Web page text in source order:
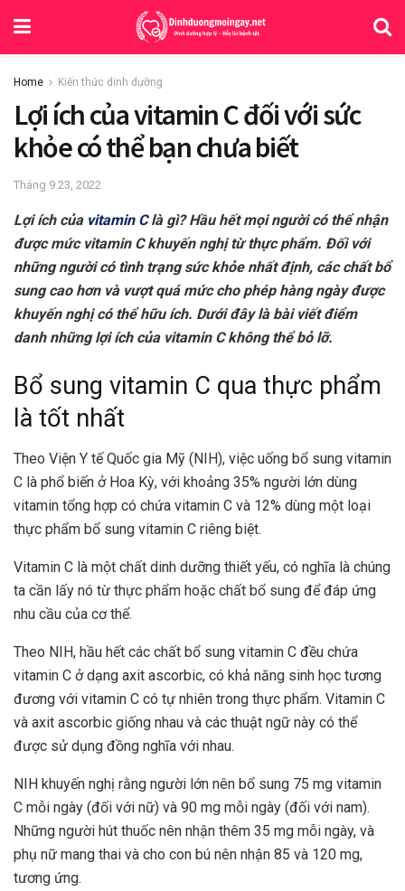
Home Kiến thức dinh dưỡng
Lợi ích của vitamin C đối với sức
khỏe có thể bạn chưa biết
Tháng 9 23, 2022
Lợi ích của vitamin Clà gì? Hầu hết mọi người có thể nhận
được mức vitamin C khuyến nghị từ thực phẩm. Đối với
những người có tình trạng sức khỏe nhất định, các chất bổ
sung cao hơn và vượt quá mức cho phép hàng ngày được
khuyến nghị có thể hữu ích. Dưới đây là bài viết điểm
danh những lợi ích của vitamin C không thể bỏ lỡ.
Bổ sung vitamin C qua thực phẩm
là tốt nhất
Theo Viện Y tế Quốc gia Mỹ (NIH), việc uống bổ sung vitamin
C là phổ biến ở Hoa Kỳ, với khoảng 35% người lớn dùng
vitamin tổng hợp có chứa vitamin C và 12% dùng một loại
thực phẩm bổ sung vitamin C riêng biệt.
Vitamin C là một chất dinh dưỡng thiết yếu, có nghĩa là chúng
ta cần lấy nó từ thực phẩm hoặc chất bổ sung để đáp ứng
nhu cầu của cơ thể.
Theo NIH, hầu hết các chất bổ sung vitamin C đều chứa
vitamin C ở dạng axit ascorbic, có khả năng sinh học tương
đương với vitamin C có tự nhiên trong thực phẩm. Vitamin C
và axit ascorbic giống nhau và các thuật ngữ này có thể
được sử dụng đồng nghĩa với nhau.
NIH khuyến nghị rằng người lớn nên bổ sung 75 mg vitamin
C mỗi ngày (đối với nữ) và 90 mg mỗi ngày (đối với nam).
Những người hút thuốc nên nhận thêm 35 mg mỗi ngày, và
phụ nữ mang thai và cho con bú nên nhận 85 và 120 mg,
tương ứng.